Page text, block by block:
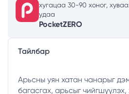
хугацаа 30-90 хоног,
удаа
PocketZERO
Тайлбар
Арьсны уян хатан чанарыг
багасгах, арьсыг